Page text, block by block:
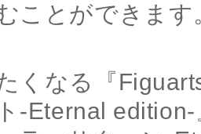
ことができます
くなる『
-Eternal